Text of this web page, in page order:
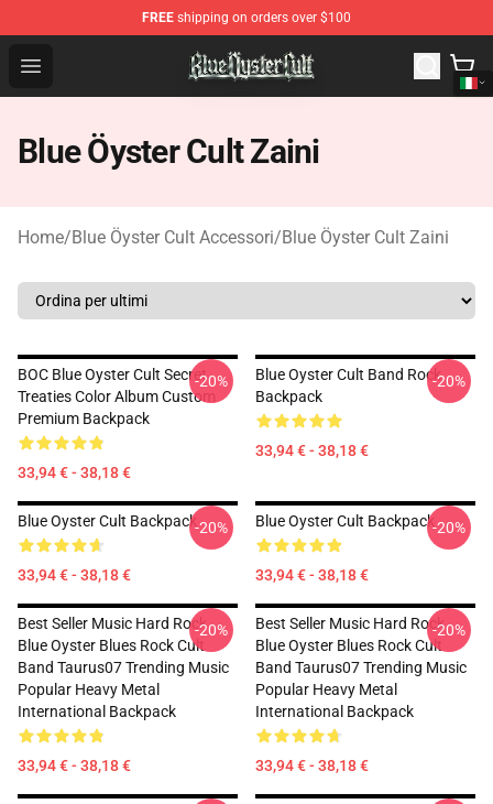
FREE shipping on orders over $100
Open menu
Blue Öyster Cult Store - Official Blue Öyster Cult
Blue Öyster Cult Zaini
Home/Blue Öyster Cult Accessori/Blue Öyster Cult Zaini
BOC Blue Oyster Cult Secret
Treaties Color Album Custom
Premium Backpack
33,94 € - 38,18 €
-20%
Blue Oyster Cult Band Rock
Backpack
33,94 € - 38,18 €
-20%
Blue Oyster Cult Backpack
33,94 € - 38,18 €
-20% Blue Oyster Cult Backpack
33,94 € - 38,18 €
-20%
Best Seller Music Hard Rock
Blue Oyster Blues Rock Cult
Band Taurus07 Trending Music
Popular Heavy Metal
International Backpack
33,94 € - 38,18 €
-20%
Best Seller Music Hard Rock
Blue Oyster Blues Rock Cult
Band Taurus07 Trending Music
Popular Heavy Metal
International Backpack
33,94 € - 38,18 €
-20%